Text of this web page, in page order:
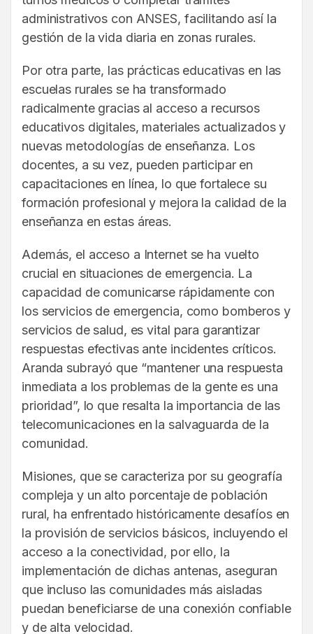
administrativos con ANSES, facilitando así la
gestión de la vida diaria en zonas rurales.
Por otra parte, las prácticas educativas en las
escuelas rurales se ha transformado
radicalmente gracias al acceso a recursos
educativos digitales, materiales actualizados y
nuevas metodologías de enseñanza. Los
docentes, a su vez, pueden participar en
capacitaciones en línea, lo que fortalece su
formación profesional y mejora la calidad de la
enseñanza en estas áreas.
Además, el acceso a Internet se ha vuelto
crucial en situaciones de emergencia. La
capacidad de comunicarse rápidamente con
los servicios de emergencia, como bomberos y
servicios de salud, es vital para garantizar
respuestas efectivas ante incidentes críticos.
Aranda subrayó que “mantener una respuesta
inmediata a los problemas de la gente es una
prioridad”, lo que resalta la importancia de las
telecomunicaciones en la salvaguarda de la
comunidad.
Misiones, que se caracteriza por su geografía
compleja y un alto porcentaje de población
rural, ha enfrentado históricamente desafíos en
la provisión de servicios básicos, incluyendo el
acceso a la conectividad, por ello, la
implementación de dichas antenas, aseguran
que incluso las comunidades más aisladas
puedan beneficiarse de una conexión confiable
y de alta velocidad.